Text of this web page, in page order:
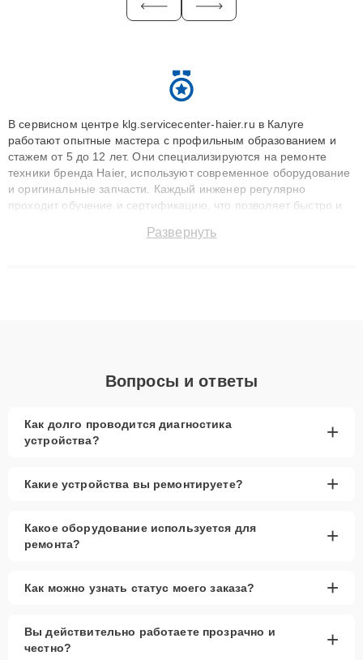
В сервисном центре klg.servicecenter-haier.ru в Калуге
работают опытные мастера с профильным образованием и
стажем от 5 до 12 лет. Они специализируются на ремонте
техники бренда Haier, используют современное оборудование
и оригинальные запчасти. Каждый инженер регулярно
проходит обучение и сертификацию, что позволяет быстро и
сохранением гарантии до 3 лет. Наши мастера решают
Развернуть
Вопросы и ответы
Как долго проводится диагностика
устройства?
+
Какие устройства вы ремонтируете? +
Какое оборудование используется для
ремонта?
+
Как можно узнать статус моего заказа? +
Вы действительно работаете прозрачно и
честно?
+